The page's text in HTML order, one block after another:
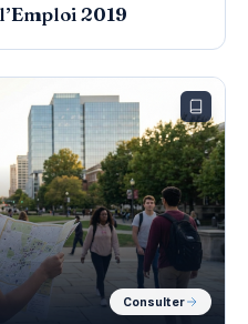
2019
Consulter